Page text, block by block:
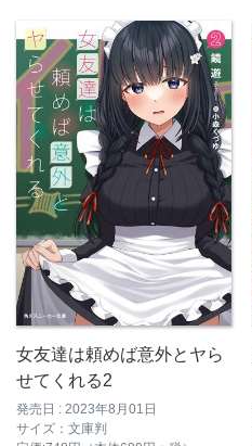
女友達は頼めば意外とヤら
せてくれる2
発売日 : 2023年8月01日
サイズ：文庫判